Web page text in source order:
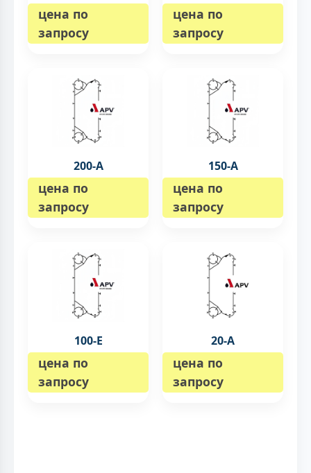
цена по
запросу
цена по
запросу
200-А
цена по
запросу
150-А
цена по
запросу
100-E
цена по
запросу
20-А
цена по
запросу